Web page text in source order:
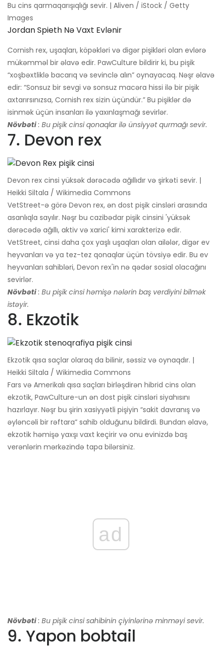
Bu cins qarmaqarışıqlığı sevir. | Aliven / iStock / Getty
Images
Jordan Spieth Nə Vaxt Evlənir
Cornish rex, uşaqları, köpəkləri və digər pişikləri olan evlərə
mükəmməl bir əlavə edir. PawCulture bildirir ki, bu pişik
“xoşbəxtliklə bacarıq və sevinclə alın” oynayacaq. Nəşr əlavə
edir: “Sonsuz bir sevgi və sonsuz macəra hissi ilə bir pişik
axtarırsınızsa, Cornish rex sizin üçündür.” Bu pişiklər də
isinmək üçün insanları ilə yaxınlaşmağı sevirlər.
Növbəti: Bu pişik cinsi qonaqlar ilə ünsiyyət qurmağı sevir.
7. Devon rex
Devon rex cinsi yüksək dərəcədə ağıllıdır və şirkəti sevir. |
Heikki Siltala / Wikimedia Commons
VetStreet-ə görə Devon rex, ən dost pişik cinsləri arasında
asanlıqla sayılır. Nəşr bu cazibədar pişik cinsini 'yüksək
dərəcədə ağıllı, aktiv və xarici' kimi xarakterizə edir.
VetStreet, cinsi daha çox yaşlı uşaqları olan ailələr, digər ev
heyvanları və ya tez-tez qonaqlar üçün tövsiyə edir. Bu ev
heyvanları sahibləri, Devon rex'in nə qədər sosial olacağını
sevirlər.
Növbəti: Bu pişik cinsi həmişə nələrin baş verdiyini bilmək
istəyir.
8. Ekzotik
Ekzotik qısa saçlar olaraq da bilinir, səssiz və oynaqdır. |
Heikki Siltala / Wikimedia Commons
Fars və Amerikalı qısa saçları birləşdirən hibrid cins olan
ekzotik, PawCulture-un ən dost pişik cinsləri siyahısını
hazırlayır. Nəşr bu şirin xasiyyətli pişiyin “sakit davranış və
əyləncəli bir rəftara” sahib olduğunu bildirdi. Bundan əlavə,
ekzotik həmişə yaxşı vaxt keçirir və onu evinizdə baş
verənlərin mərkəzində tapa bilərsiniz.
ad
Növbəti: Bu pişik cinsi sahibinin çiyinlərinə minməyi sevir.
9. Yapon bobtail